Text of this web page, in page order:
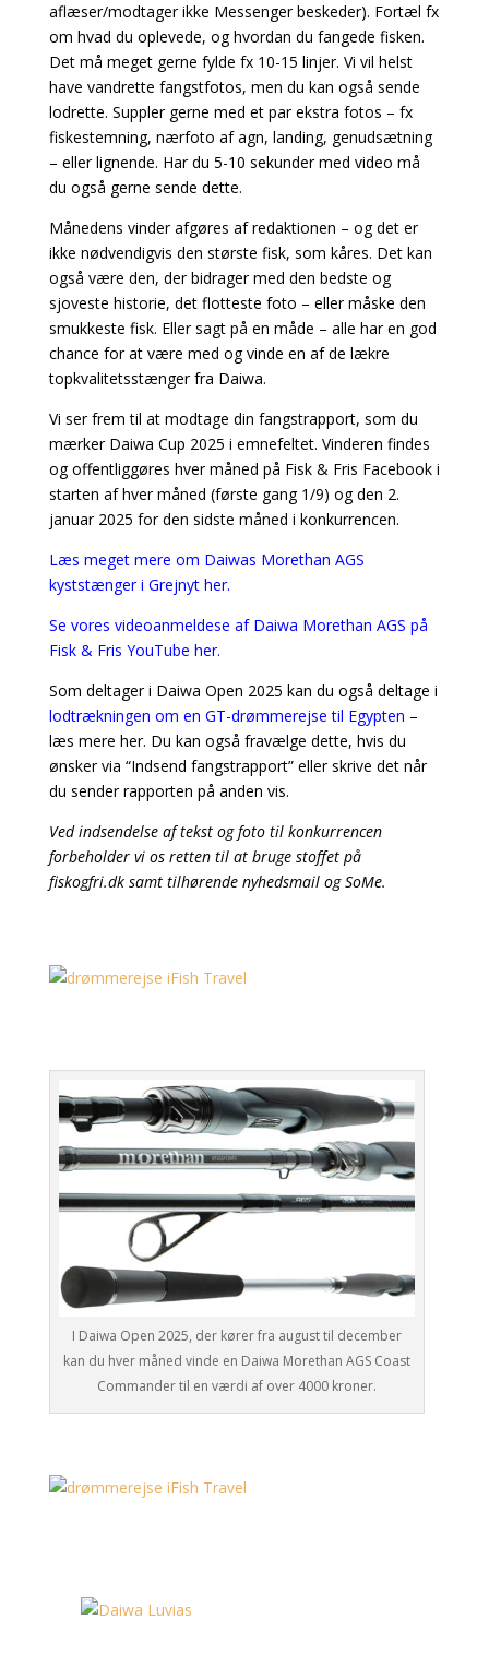
aflæser/modtager ikke Messenger beskeder). Fortæl fx
om hvad du oplevede, og hvordan du fangede fisken.
Det må meget gerne fylde fx 10-15 linjer. Vi vil helst
have vandrette fangstfotos, men du kan også sende
lodrette. Suppler gerne med et par ekstra fotos – fx
fiskestemning, nærfoto af agn, landing, genudsætning
– eller lignende. Har du 5-10 sekunder med video må
du også gerne sende dette.
Månedens vinder afgøres af redaktionen – og det er
ikke nødvendigvis den største fisk, som kåres. Det kan
også være den, der bidrager med den bedste og
sjoveste historie, det flotteste foto – eller måske den
smukkeste fisk. Eller sagt på en måde – alle har en god
chance for at være med og vinde en af de lækre
topkvalitetsstænger fra Daiwa.
Vi ser frem til at modtage din fangstrapport, som du
mærker Daiwa Cup 2025 i emnefeltet. Vinderen findes
og offentliggøres hver måned på Fisk & Fris Facebook i
starten af hver måned (første gang 1/9) og den 2.
januar 2025 for den sidste måned i konkurrencen.
Læs meget mere om Daiwas Morethan AGS
kyststænger i Grejnyt her.
Se vores videoanmeldese af Daiwa Morethan AGS på
Fisk & Fris YouTube her.
Som deltager i Daiwa Open 2025 kan du også deltage i
lodtrækningen om en GT-drømmerejse til Egypten –
læs mere her. Du kan også fravælge dette, hvis du
ønsker via “Indsend fangstrapport” eller skrive det når
du sender rapporten på anden vis.
Ved indsendelse af tekst og foto til konkurrencen
forbeholder vi os retten til at bruge stoffet på
fiskogfri.dk samt tilhørende nyhedsmail og SoMe.
I Daiwa Open 2025, der kører fra august til december
kan du hver måned vinde en Daiwa Morethan AGS Coast
Commander til en værdi af over 4000 kroner.